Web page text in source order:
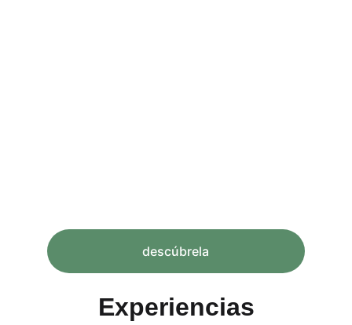
descúbrela
Experiencias